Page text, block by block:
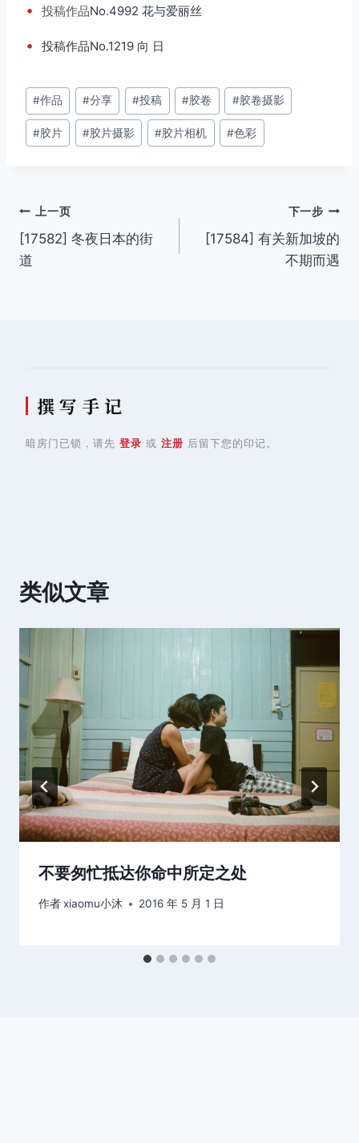
• 投稿作品No.4992 花与爱丽丝
• 投稿作品No.1219 向 日
文
章
标
#作品 #分享 #投稿 #胶卷 #胶卷摄影
#胶片 #胶片摄影 #胶片相机 #色彩
文
章
上一页
[17582] 冬夜日本的街
道
下一步
[17584] 有关新加坡的
不期而遇
撰 写 手 记
暗房门已锁，请先 登录 或 注册 后留下您的印记。
类似文章
不要匆忙抵达你命中所定之处
作者xiaomu小沐 2016 年 5 月 1 日